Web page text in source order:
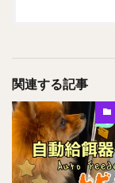
関連する記事